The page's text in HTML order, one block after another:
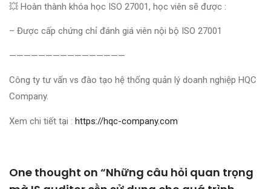
💥 Hoàn thành khóa học ISO 27001, học viên sẽ được :
– Được cấp chứng chỉ đánh giá viên nội bộ ISO 27001
————————————————
Công ty tư vấn vs đào tạo hệ thống quản lý doanh nghiệp HQC
Company.
Xem chi tiết tại : https://hqc-company.com
One thought on “Những câu hỏi quan trọng